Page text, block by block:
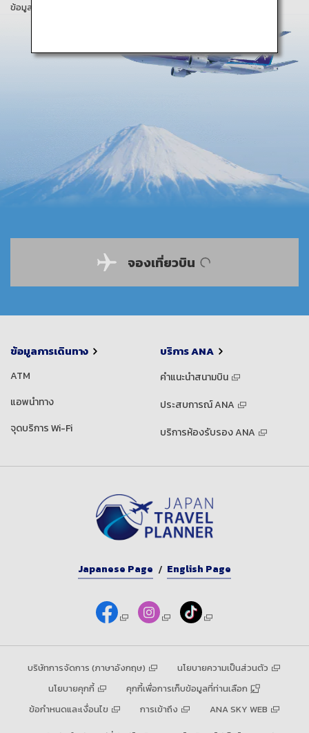
ข้อมูลในหน้าเว็บนี้เป็นข้อมูล ณ เดือนเมษายน 2025
จองเที่ยวบิน
ข้อมูลการเดินทาง
ATM
แอพนำทาง
จุดบริการ Wi-Fi
บริการ ANA
คำแนะนำสนามบิน
ประสบการณ์ ANA
บริการห้องรับรอง ANA
Japanese Page English Page
บริษัทการจัดการ (ภาษาอังกฤษ)
นโยบายความเป็นส่วนตัว
นโยบายคุกกี้
คุกกี้เพื่อการเก็บข้อมูลที่ท่านเลือก
ข้อกำหนดและเงื่อนไข
การเข้าถึง ANA SKY WEB